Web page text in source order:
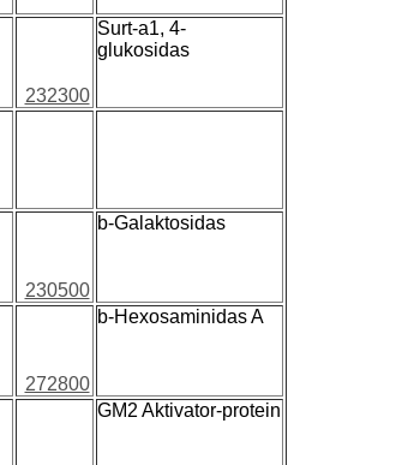
232300
Surt-a1, 4-
glukosidas
230500
b-Galaktosidas
272800
b-Hexosaminidas A
GM2 Aktivator-protein